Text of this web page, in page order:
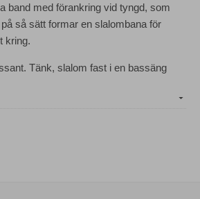
band med förankring vid tyngd, som
så sätt formar en slalombana för
kring.
Tänk, slalom fast i en bassäng